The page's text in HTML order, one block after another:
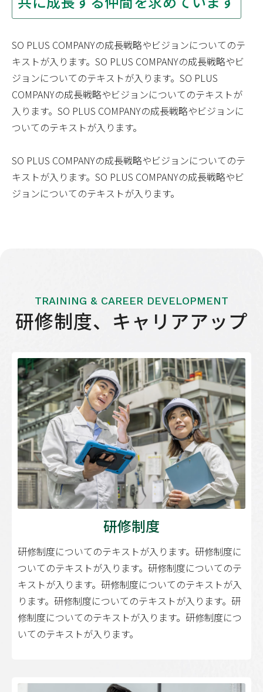
SO PLUS COMPANYの成長戦略やビジョンについてのテ
キストが入ります。SO PLUS COMPANYの成長戦略やビ
ジョンについてのテキストが入ります。SO PLUS
COMPANYの成長戦略やビジョンについてのテキストが
入ります。SO PLUS COMPANYの成長戦略やビジョンに
ついてのテキストが入ります。
SO PLUS COMPANYの成長戦略やビジョンについてのテ
キストが入ります。SO PLUS COMPANYの成長戦略やビ
ジョンについてのテキストが入ります。
TRAINING & CAREER DEVELOPMENT
研修制度、 キャリアアップ
研修制度
研修制度についてのテキストが入ります。研修制度に
ついてのテキストが入ります。研修制度についてのテ
キストが入ります。研修制度についてのテキストが入
ります。研修制度についてのテキストが入ります。研
修制度についてのテキストが入ります。研修制度につ
いてのテキストが入ります。